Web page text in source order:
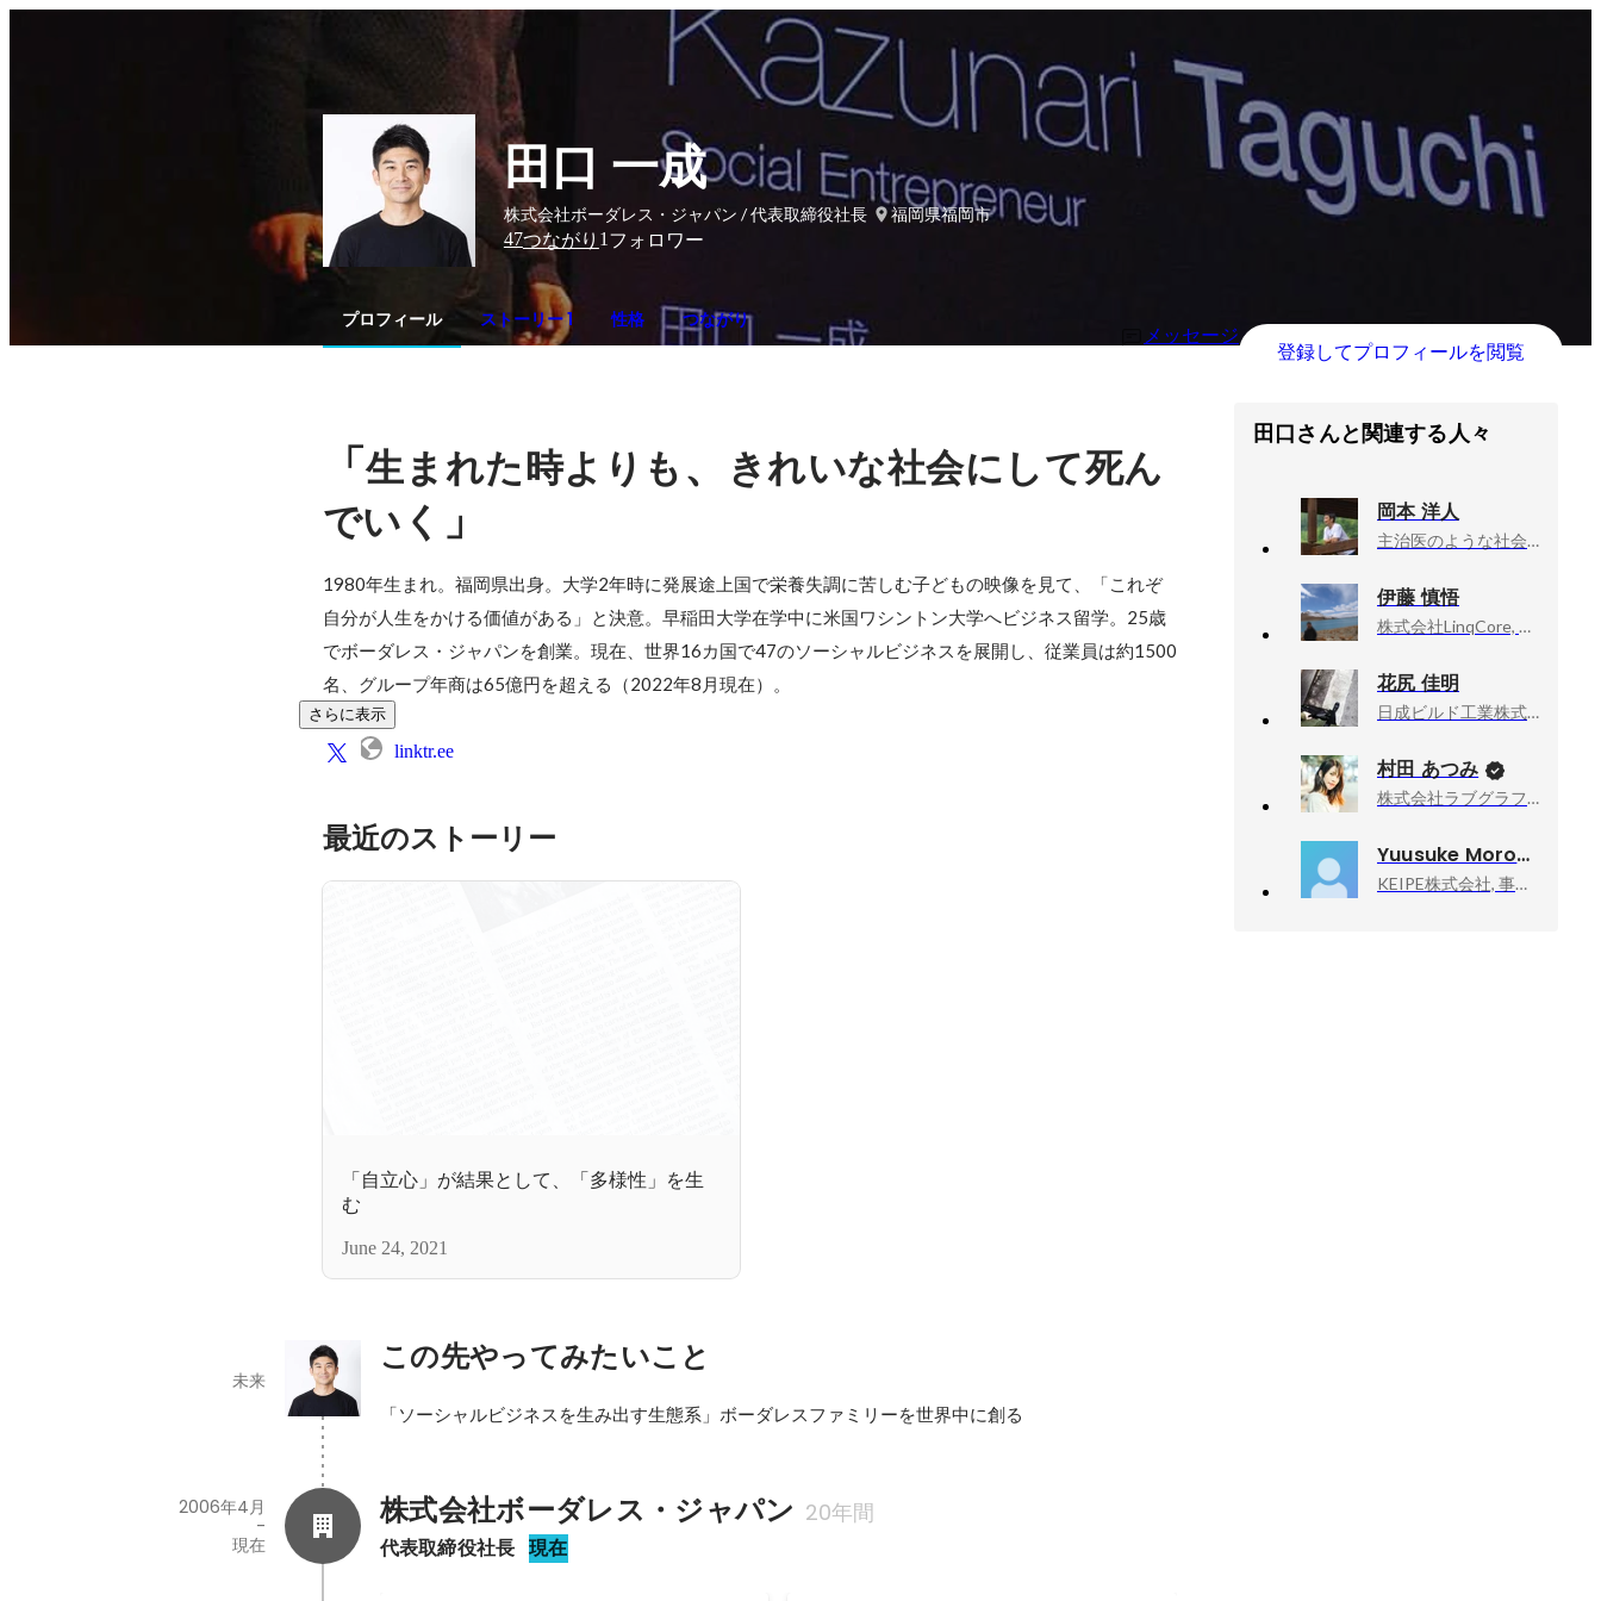
田口 一成
株式会社ボーダレス・ジャパン / 代表取締役社長
福岡県福岡市
47つながり 1 フォロワー
プロフィール ストーリー 1 性格 つながり
メッセージ
登録してプロフィールを閲覧
「生まれた時よりも、
きれいな社会にして死ん
でいく 」
1980年生まれ。福岡県出身。大学2年時に発展途上国で栄養失調に苦しむ子どもの映像を見て、「これぞ
自分が人生をかける価値がある」と決意。早稲田大学在学中に米国ワシントン大学へビジネス留学。25歳
でボーダレス・ジャパンを創業。現在、世界16カ国で47のソーシャルビジネスを展開し、従業員は約1500
名、グループ年商は65億円を超える（2022年8月現在）。
さらに表示
linktr.ee
最近のストーリー
「自立心」が結果として、「多様性」を生
む
June 24, 2021
この先やってみたいこと
未来
「ソーシャルビジネスを生み出す生態系」ボーダレスファミリーを世界中に創る
株式会社ボーダレス・ジャパン 20年間
代表取締役社長 現在
2006年4月
-
現在
田口さんと関連する人々
岡本 洋人
主治医のような社会保険労務士法人, 代表社員
伊藤 慎悟
株式会社LinqCore, 代表取締役
花尻 佳明
日成ビルド工業株式会社株式会社, 営業課
村田 あつみ
株式会社ラブグラフ, Co-founder & CCO
Yuusuke Moronuki
KEIPE株式会社, 事業取引責任者